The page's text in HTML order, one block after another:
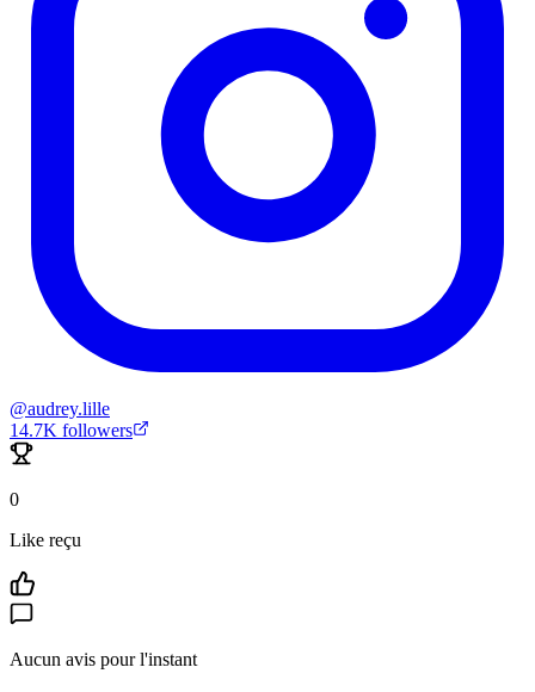
@audrey.lille
14.7K followers
0
Like reçu
Aucun avis pour l'instant